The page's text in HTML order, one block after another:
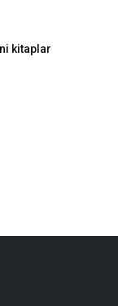
kitaplar